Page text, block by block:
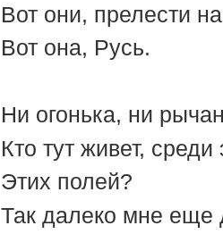
Вот они, прелести
Вот она, Русь.
Ни огонька, ни
Кто тут живет, среди
Этих полей?
Так далеко мне еще